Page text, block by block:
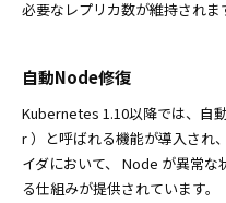
必要なレプリカ数が維持されま
自動Node修復
Kubernetes 1.10以降では、自
r ）と呼ばれる機能が導入され
イダにおいて、 Node が異常
る仕組みが提供されています。